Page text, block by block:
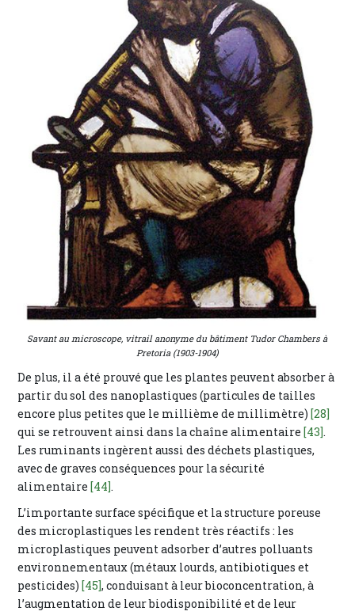
Savant au microscope, vitrail anonyme du bâtiment Tudor Chambers à
Pretoria (1903-1904)
De plus, il a été prouvé que les plantes peuvent absorber à
partir du sol des nanoplastiques (particules de tailles
encore plus petites que le millième de millimètre)[28]
qui se retrouvent ainsi dans la chaîne alimentaire[43].
Les ruminants ingèrent aussi des déchets plastiques,
avec de graves conséquences pour la sécurité
alimentaire[44].
L’importante surface spécifique et la structure poreuse
des microplastiques les rendent très réactifs : les
microplastiques peuvent adsorber d’autres polluants
environnementaux (métaux lourds, antibiotiques et
pesticides)[45], conduisant à leur bioconcentration, à
l’augmentation de leur biodisponibilité et de leur